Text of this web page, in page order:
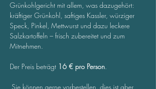
Grünkohlgericht mit allem, was dazugehört:
kräftiger Grünkohl, saftiges Kassler, würziger
Speck, Pinkel, Mettwurst und dazu leckere
Salzkartoffeln – frisch zubereitet und zum
Mitnehmen.
Der Preis beträgt 16 € pro Person.